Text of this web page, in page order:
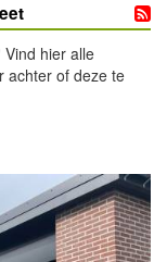
hier alle
achter of deze te